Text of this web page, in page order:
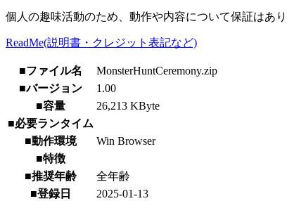
個人の趣味活動のため、動作や内容について保証はあ
ReadMe(説明書・クレジット表記など)
■ファイル名
MonsterHuntCeremony.zip
■バージョン
1.00
■容量
26,213 KByte
■必要ランタイム
■動作環境
Win Browser
■特徴
■推奨年齢
全年齢
■登録日
2025-01-13